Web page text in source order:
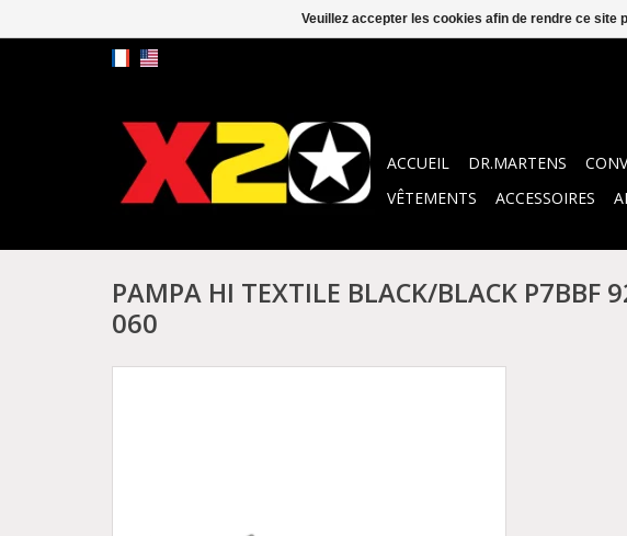
ACCUEIL DR.MARTENS
VÊTEMENTS
ACCESSOIRES
PAMPA HI TEXTILE BLACK/BLACK P7BBF
060
Veuillez accepter les cookies afin de rendre ce site